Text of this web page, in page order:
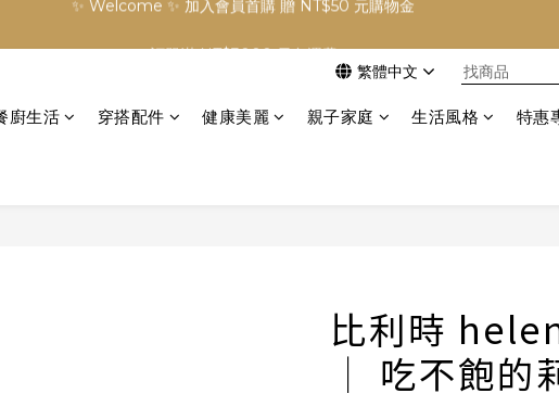
✨ Welcome ✨ 加入會員首購 贈 NT$50 元購物金
繁體中文
廚生活 穿搭配件 健康美麗 親子家庭 生活風格 特惠
比利時
│ 吃不飽的